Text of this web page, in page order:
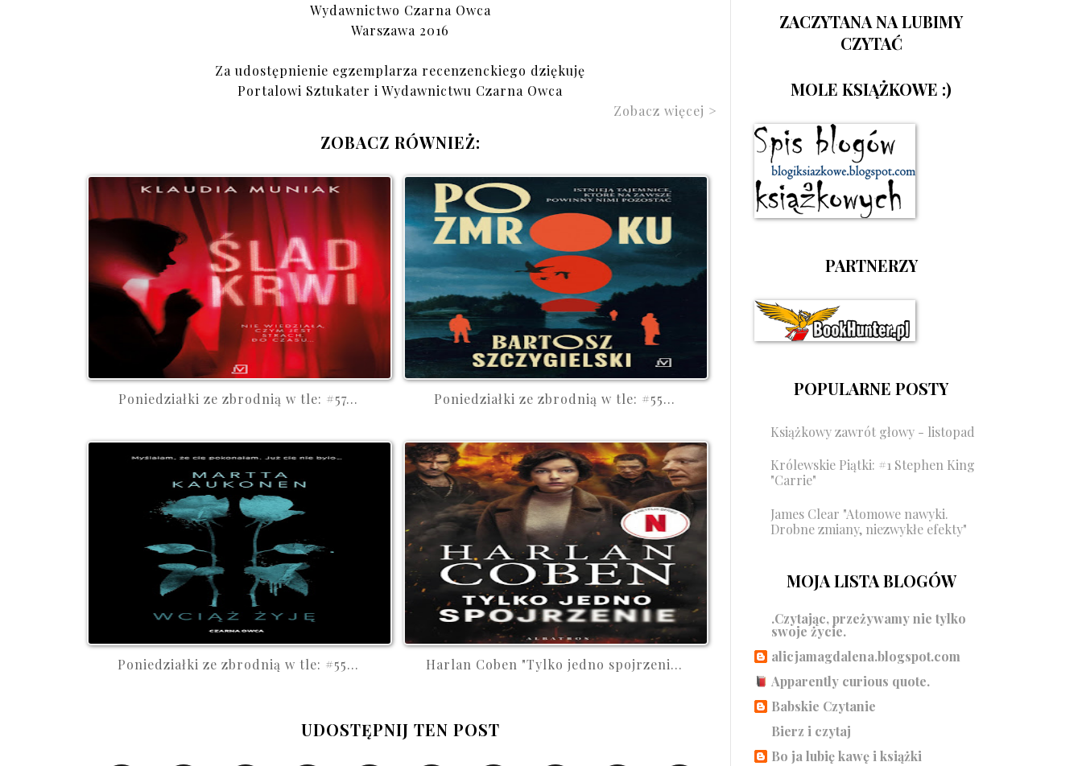
Wydawnictwo Czarna Owca
Warszawa 2016
Za udostępnienie egzemplarza recenzenckiego dziękuję
Portalowi Sztukater i Wydawnictwu Czarna Owca
Zobacz więcej >
ZOBACZ RÓWNIEŻ:
Poniedziałki ze zbrodnią w tle: #57... Poniedziałki ze zbrodnią w tle: #55...
Poniedziałki ze zbrodnią w tle: #55... Harlan Coben "Tylko jedno spojrzeni...
UDOSTĘPNIJ TEN POST
ZACZYTANA NA LUBIMY
CZYTAĆ
MOLE KSIĄŻKOWE :)
PARTNERZY
POPULARNE POSTY
Książkowy zawrót głowy - listopad
Królewskie Piątki: #1 Stephen King
"Carrie"
James Clear "Atomowe nawyki.
Drobne zmiany, niezwykłe efekty"
MOJA LISTA BLOGÓW
.Czytając, przeżywamy nie tylko
swoje życie.
alicjamagdalena.blogspot.com
Apparently curious quote.
Babskie Czytanie
Bierz i czytaj
Bo ja lubię kawę i książki